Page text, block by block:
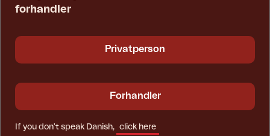
forhandler
Privatperson
Forhandler
If you don't speak Danish, click here